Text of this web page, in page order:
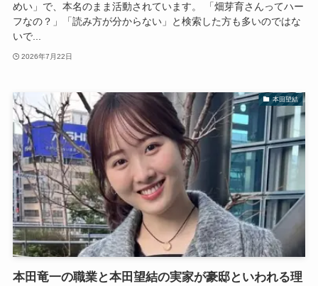
めい」で、本名のまま活動されています。 「畑芽育さんってハー
フなの？」「読み方が分からない」と検索した方も多いのではな
いで...
2026年7月22日
本田望結
本田竜一の職業と本田望結の実家が豪邸といわれる理